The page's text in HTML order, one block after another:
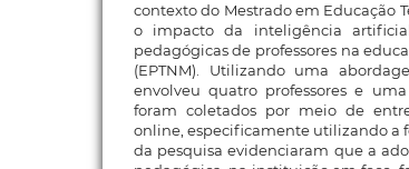
contexto do Mestrado em Educação
o impacto da inteligência
pedagógicas de professores na
(EPTNM). Utilizando uma
envolveu quatro professores e
foram coletados por meio de
online, especificamente utilizando a
da pesquisa evidenciaram que a